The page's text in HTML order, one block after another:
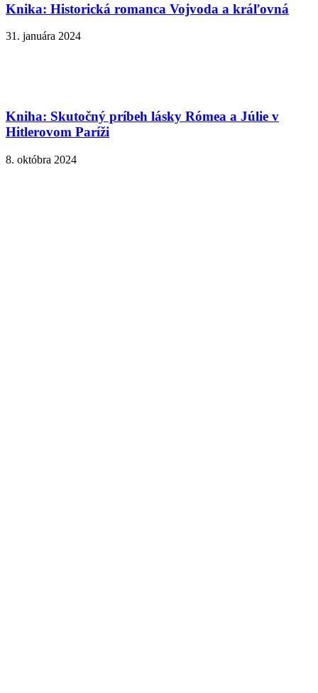
Knika: Historická romanca Vojvoda a kráľovná
31. januára 2024
Kniha: Skutočný príbeh lásky Rómea a Júlie v
Hitlerovom Paríži
8. októbra 2024